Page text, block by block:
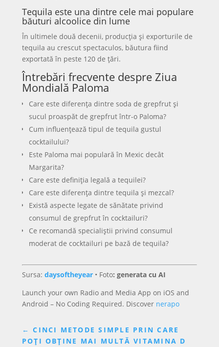
Tequila este una dintre cele mai populare
băuturi alcoolice din lume
În ultimele două decenii, producția și exporturile de
tequila au crescut spectaculos, băutura fiind
exportată în peste 120 de țări.
Întrebări frecvente despre Ziua
Mondială Paloma
Care este diferența dintre soda de grepfrut și
sucul proaspăt de grepfrut într-o Paloma?
Cum influențează tipul de tequila gustul
cocktailului?
Este Paloma mai populară în Mexic decât
Margarita?
Care este definiția legală a tequilei?
Care este diferența dintre tequila și mezcal?
Există aspecte legate de sănătate privind
consumul de grepfrut în cocktailuri?
Ce recomandă specialiștii privind consumul
moderat de cocktailuri pe bază de tequila?
Sursa: daysoftheyear• Foto: generata cu AI
Launch your own Radio and Media App on iOS and
Android – No Coding Required. Discover nerapo
←CINCI METODE SIMPLE PRIN CARE
POȚI OBȚINE MAI MULTĂ VITAMINA D